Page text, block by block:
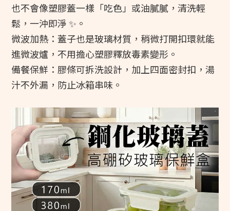
也不會像塑膠蓋一樣「吃色」或油膩膩，清洗輕
鬆，一沖即淨 ✨。
微波加熱：蓋子也是玻璃材質，稍微打開扣環就能
進微波爐，不用擔心塑膠釋放毒素變形。
備餐保鮮：膠條可拆洗設計，加上四面密封扣，湯
汁不外漏，防止冰箱串味。